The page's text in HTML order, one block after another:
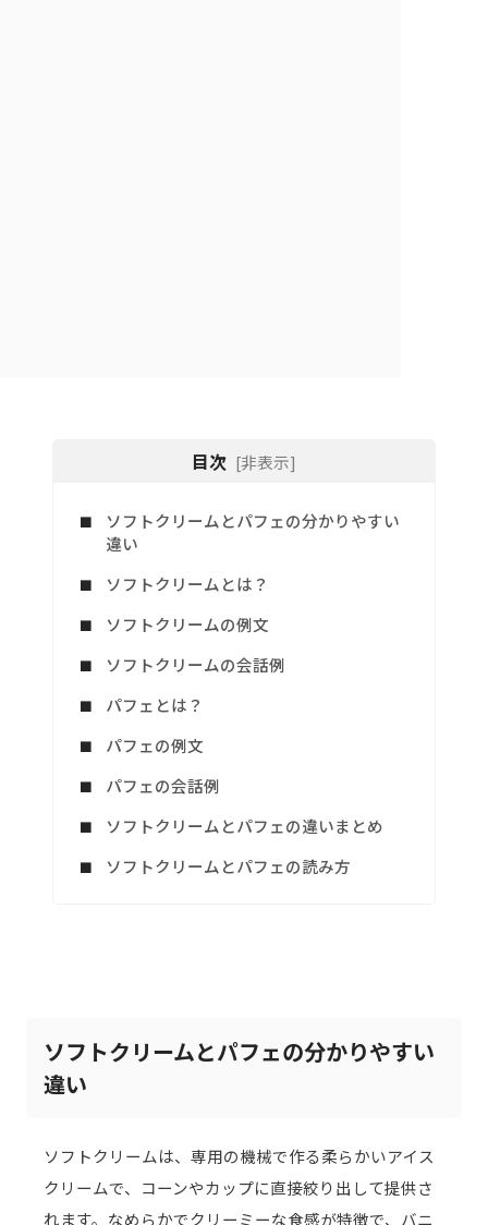
目次 [非表示]
ソフトクリームとパフェの分かりやすい
違い
ソフトクリームとは？
ソフトクリームの例文
ソフトクリームの会話例
パフェとは？
パフェの例文
パフェの会話例
ソフトクリームとパフェの違いまとめ
ソフトクリームとパフェの読み方
ソフトクリームとパフェの分かりやすい
違い
ソフトクリームは、専用の機械で作る柔らかいアイス
クリームで、コーンやカップに直接絞り出して提供さ
れます。なめらかでクリーミーな食感が特徴で、バニ